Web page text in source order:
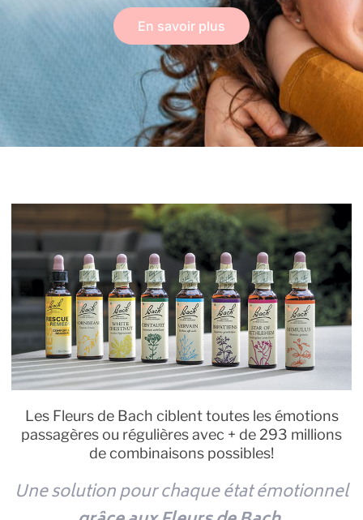
En savoir plus
Les Fleurs de Bach ciblent toutes les émotions
passagères ou régulières avec + de 293 millions
de combinaisons possibles!
Une solution pour chaque état émotionnel